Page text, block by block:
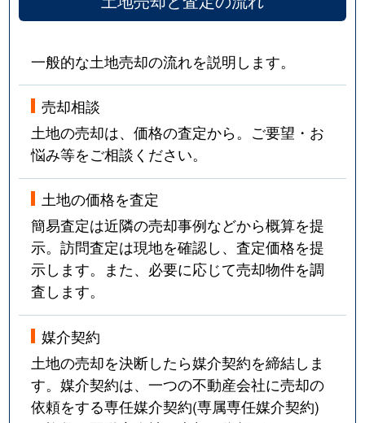
一般的な土地売却の流れを説明します。
売却相談
土地の売却は、価格の査定から。ご要望・お
悩み等をご相談ください。
土地の価格を査定
簡易査定は近隣の売却事例などから概算を提
示。訪問査定は現地を確認し、査定価格を提
示します。また、必要に応じて売却物件を調
査します。
媒介契約
土地の売却を決断したら媒介契約を締結しま
す。媒介契約は、一つの不動産会社に売却の
依頼をする専任媒介契約(専属専任媒介契約)